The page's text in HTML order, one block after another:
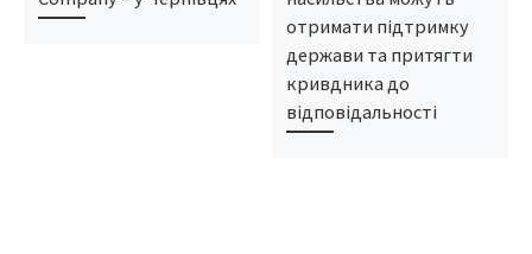
отримати підтримку
держави та притягти
кривдника до
відповідальності